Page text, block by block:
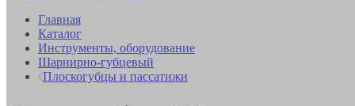
Главная
Каталог
Инструменты, оборудование
Шарнирно-губцевый
Плоскогубцы и пассатижи